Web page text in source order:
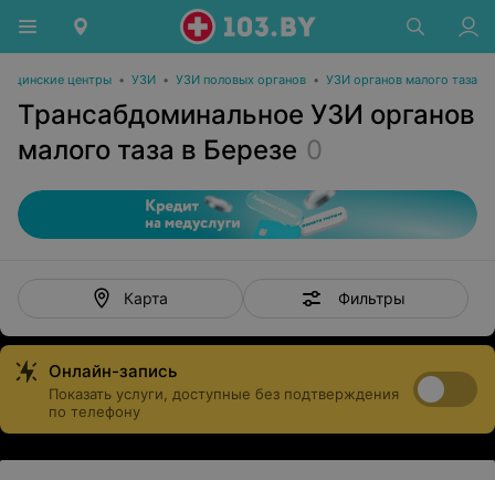
центры • УЗИ • УЗИ половых органов • УЗИ органов малого таза
Трансабдоминальное УЗИ органов
малого таза в Березе 0
Карта Фильтры
Онлайн-запись
Показать услуги, доступные без подтверждения
по телефону